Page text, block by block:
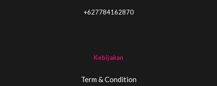
+627784162870
Kebijakan
Term & Condition